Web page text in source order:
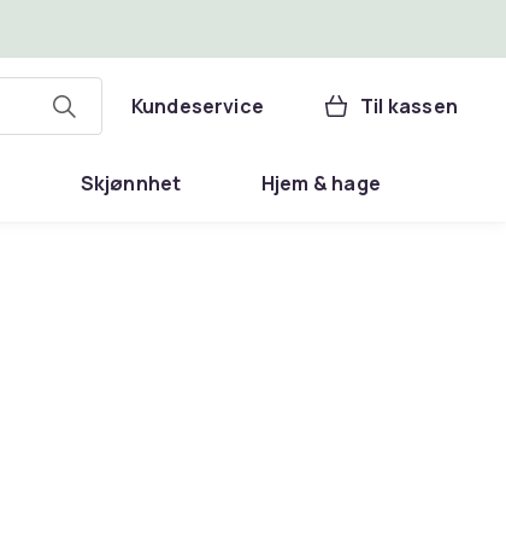
Kundeservice Til kassen
Skjønnhet Hjem & hage